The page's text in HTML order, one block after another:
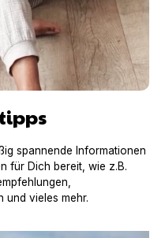
spannende Informationen
für Dich bereit, wie z.B.
und vieles mehr.